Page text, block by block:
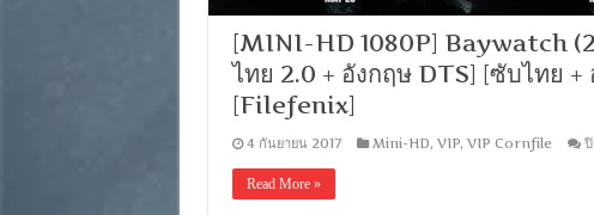
[MINI-HD 1080P] Baywatch
ไทย 2.0 + อังกฤษ DTS] [ซับไทย
[Filefenix]
4 กันยายน 2017 Mini-HD, VIP, VIP Cornfile
Read More »